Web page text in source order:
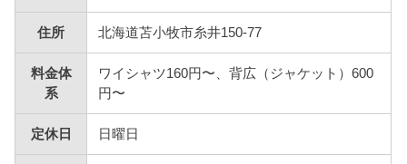
住所 北海道苫小牧市糸井150-77
料金体
系
ワイシャツ160円〜、背広（ジャケット）600
円〜
定休日 日曜日